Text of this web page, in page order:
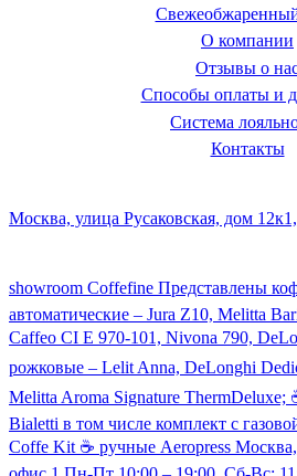
О компании
Отзывы о
Способы оплаты и
Система
Контакты
Москва, улица Русаковская, дом
showroom Coffefine Представлены
автоматические – Jura Z10, Melitta
Caffeo CI Е 970-101, Nivona 790,
рожковые – Lelit Anna, DeLonghi
Melitta Aroma Signature ThermDeluxe;
Bialetti в том числе комплект с
Coffe Kit ☕️ ручные Aeropress Москва,